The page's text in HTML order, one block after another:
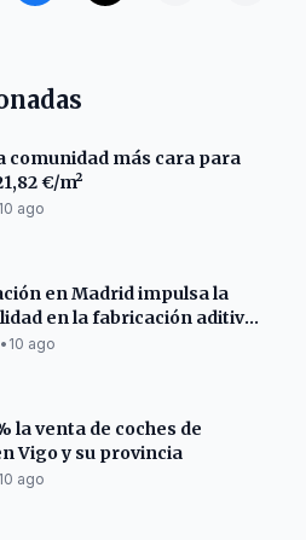
comunidad más cara para
€/m²
10 ago
en Madrid impulsa la
en la fabricación aditiva
• 10 ago
la venta de coches de
Vigo y su provincia
10 ago